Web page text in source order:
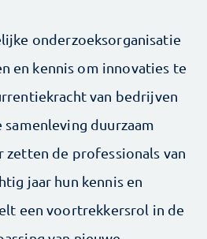
onderzoeksorganisatie
en kennis om innovaties te
van bedrijven
duurzaam
zetten de professionals van
jaar hun kennis en
een voortrekkersrol in de